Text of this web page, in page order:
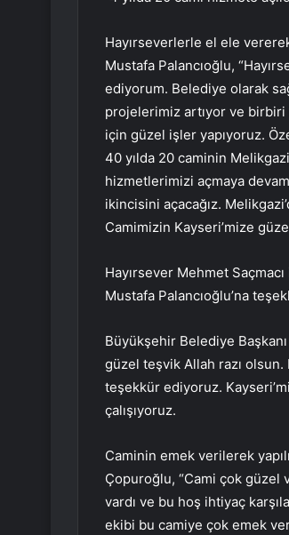
Hayırseverlerle el ele
Mustafa Palancıoğlu,
ediyorum. Belediye olarak
projelerimiz artıyor ve birbiri
için güzel işler yapıyoruz.
40 yılda 20 caminin
hizmetlerimizi açmaya
ikincisini açacağız.
Camimizin Kayseri’mize
Hayırsever Mehmet
Mustafa Palancıoğlu’na
Büyükşehir Belediye
güzel teşvik Allah razı
teşekkür ediyoruz.
çalışıyoruz.
Caminin emek verilerek
Çopuroğlu, “Cami çok
vardı ve bu hoş ihtiyaç
ekibi bu camiye çok emek